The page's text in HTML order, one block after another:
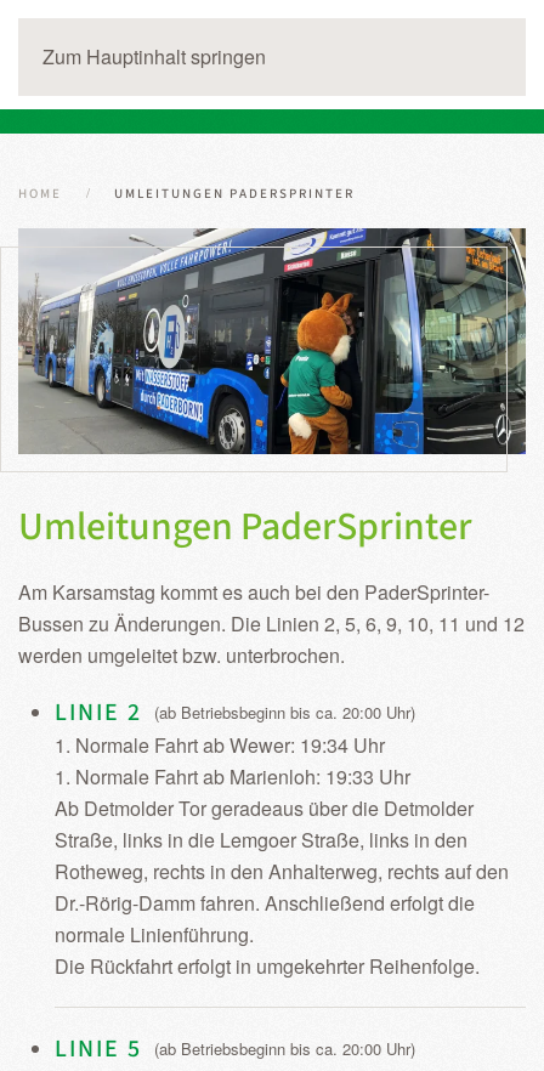
Zum Hauptinhalt springen
HOME UMLEITUNGEN PADERSPRINTER
Umleitungen PaderSprinter
Am Karsamstag kommt es auch bei den PaderSprinter-
Bussen zu Änderungen. Die Linien 2, 5, 6, 9, 10, 11 und 12
werden umgeleitet bzw. unterbrochen.
LINIE 2 (ab Betriebsbeginn bis ca. 20:00 Uhr)
1. Normale Fahrt ab Wewer: 19:34 Uhr
1. Normale Fahrt ab Marienloh: 19:33 Uhr
Ab Detmolder Tor geradeaus über die Detmolder
Straße, links in die Lemgoer Straße, links in den
Rotheweg, rechts in den Anhalterweg, rechts auf den
Dr.-Rörig-Damm fahren. Anschließend erfolgt die
normale Linienführung.
Die Rückfahrt erfolgt in umgekehrter Reihenfolge.
LINIE 5 (ab Betriebsbeginn bis ca. 20:00 Uhr)